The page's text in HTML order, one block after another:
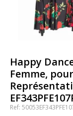
Happy
Femme,
Ref: